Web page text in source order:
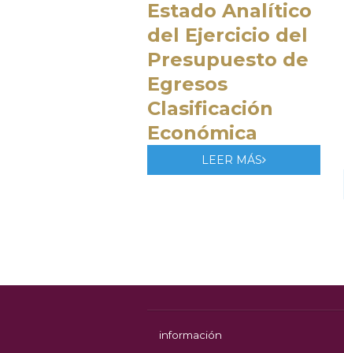
Estado Analítico
del Ejercicio del
Presupuesto de
Egresos
Clasificación
Económica
LEER MÁS
información